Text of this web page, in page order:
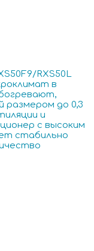
RXS50L
в
размером до 0,3
и
с высоким
стабильно